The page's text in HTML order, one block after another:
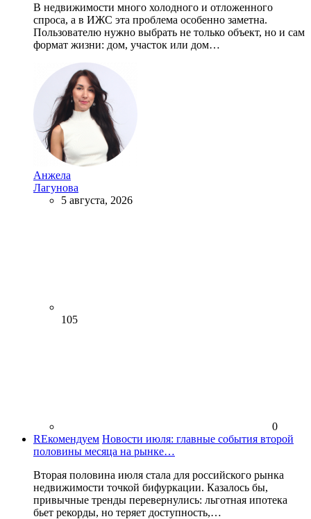
В недвижимости много холодного и отложенного
спроса, а в ИЖС эта проблема особенно заметна.
Пользователю нужно выбрать не только объект, но и сам
формат жизни: дом, участок или дом…
Анжела
Лагунова
5 августа, 2026
105
0
REкомендуем Новости июля: главные события второй
половины месяца на рынке…
Вторая половина июля стала для российского рынка
недвижимости точкой бифуркации. Казалось бы,
привычные тренды перевернулись: льготная ипотека
бьет рекорды, но теряет доступность,…